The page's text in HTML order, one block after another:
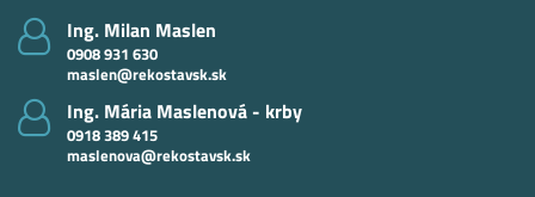
Ing​. Milan Maslen
0908 931 630
maslen@rekostavsk.sk
Ing​. Mária Maslenová - krby
0918 389 415
maslenova@rekostavsk.sk